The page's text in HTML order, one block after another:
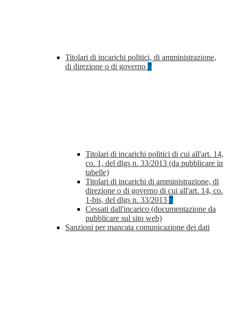
Titolari di incarichi politici, di amministrazione,
di direzione o di governo 7
Titolari di incarichi politici di cui all'art. 14,
co. 1, del dlgs n. 33/2013 (da pubblicare in
tabelle)
Titolari di incarichi di amministrazione, di
direzione o di governo di cui all'art. 14, co.
1-bis, del dlgs n. 33/2013 7
Cessati dall'incarico (documentazione da
pubblicare sul sito web)
Sanzioni per mancata comunicazione dei dati